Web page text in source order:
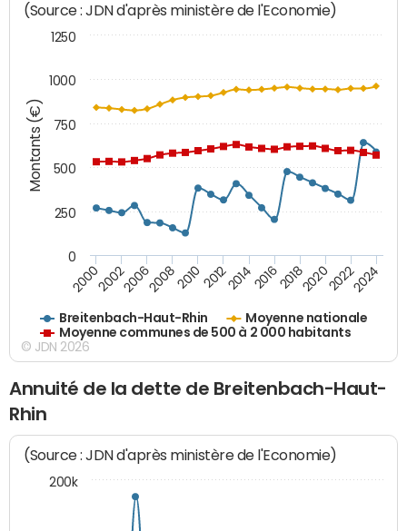
Montants (€)
(Source : JDN d'après ministère de l'Economie)
Breitenbach-Haut-Rhin
Moyenne nationale
Moyenne communes de 500 à 2 000 habitants
200020022006200820102012201420162018202020222024
0
250
500
750
1000
1250
© JDN 2026
Annuité de la dette de Breitenbach-Haut-
Rhin
(Source : JDN d'après ministère de l'Economie)
200k